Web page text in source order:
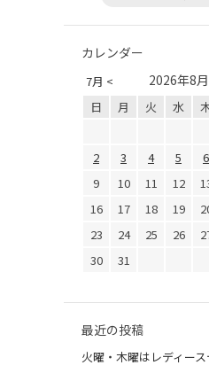
カレンダー
7月 < 2026年8月
日 月 火 水
2
3 4 5 6
9
10 11 12
16
17 18 19
23
24 25 26
30
31
最近の投稿
火曜・木曜はレディース